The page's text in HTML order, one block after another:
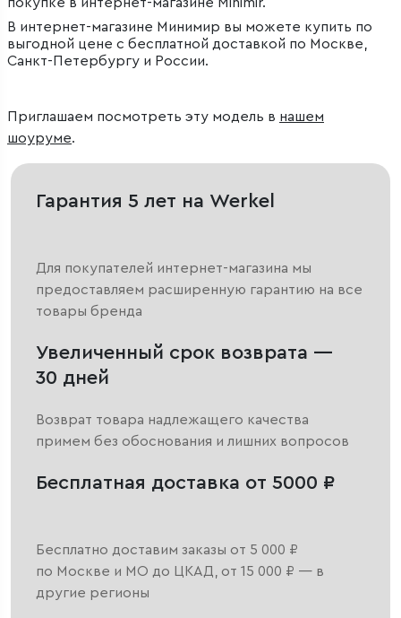
покупке в интернет-магазине Minimir.
В интернет-магазине Минимир вы можете купить по
выгодной цене с бесплатной доставкой по Москве,
Санкт-Петербургу и России.
Приглашаем посмотреть эту модель в нашем
шоуруме.
Гарантия 5 лет на Werkel
Для покупателей интернет-магазина мы
предоставляем расширенную гарантию на все
товары бренда
Увеличенный срок возврата —
30 дней
Возврат товара надлежащего качества
примем без обоснования и лишних вопросов
Бесплатная доставка от 5000 ₽
Бесплатно доставим заказы от 5 000 ₽
по Москве и МО до ЦКАД, от 15 000 ₽ — в
другие регионы